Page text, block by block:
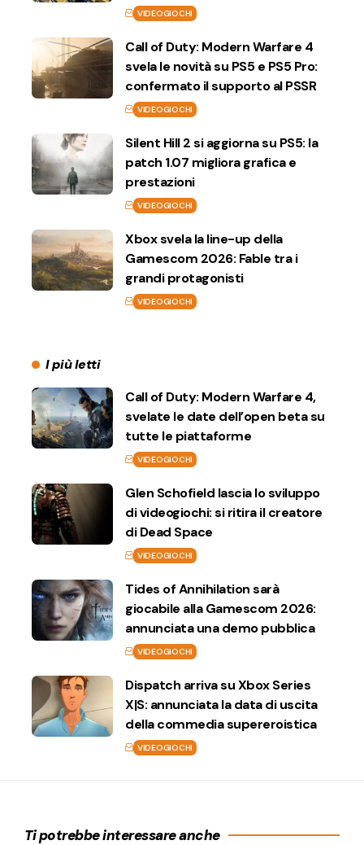
VIDEOGIOCHI
Call of Duty: Modern Warfare 4
svela le novità su PS5 e PS5 Pro:
confermato il supporto al PSSR
VIDEOGIOCHI
Silent Hill 2 si aggiorna su PS5: la
patch 1.07 migliora grafica e
prestazioni
VIDEOGIOCHI
Xbox svela la line-up della
Gamescom 2026: Fable tra i
grandi protagonisti
VIDEOGIOCHI
I più letti
Call of Duty: Modern Warfare 4,
svelate le date dell’open beta su
tutte le piattaforme
VIDEOGIOCHI
Glen Schofield lascia lo sviluppo
di videogiochi: si ritira il creatore
di Dead Space
VIDEOGIOCHI
Tides of Annihilation sarà
giocabile alla Gamescom 2026:
annunciata una demo pubblica
VIDEOGIOCHI
Dispatch arriva su Xbox Series
X|S: annunciata la data di uscita
della commedia supereroistica
VIDEOGIOCHI
Ti potrebbe interessare anche